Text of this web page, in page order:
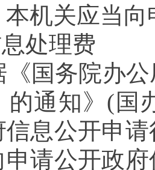
机关应当
处理费
务院办公
的通知》(国
息公开申
申请公开政